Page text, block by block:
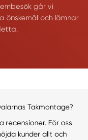
går vi
önskemål och lämnar
Takmontage?
recensioner. För oss
kunder allt och